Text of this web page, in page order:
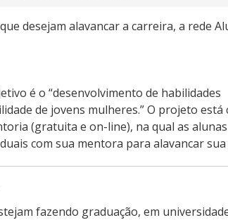
desejam alavancar a carreira, a rede
é o “desenvolvimento de habilidades
de jovens mulheres.” O projeto está
(gratuita e on-line), na qual as alunas
com sua mentora para alavancar
fazendo graduação, em